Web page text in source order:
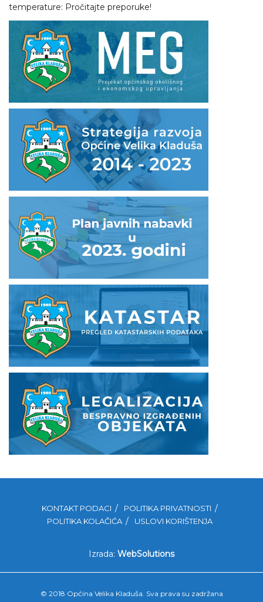
temperature: Pročitajte preporuke!
KONTAKT PODACI
POLITIKA PRIVATNOSTI
POLITIKA KOLAČIĆA
USLOVI KORIŠTENJA
Izrada: WebSolutions
© 2018 Općina Velika Kladuša. Sva prava su zadržana